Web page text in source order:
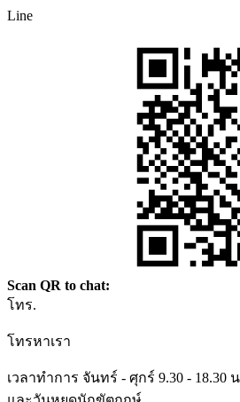
Line
Scan QR to chat:
โทร.
โทรหาเรา
เวลาทำการ จันทร์ - ศุกร์ 9.30 - 18.30